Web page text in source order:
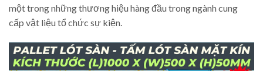
một trong những thương hiệu hàng đầu trong ngành cung
cấp vật liệu tổ chức sự kiện.